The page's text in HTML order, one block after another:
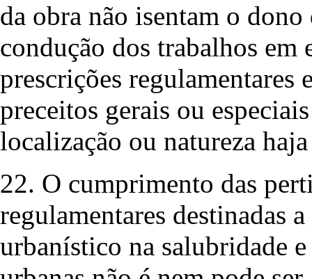
da obra não isentam o
condução dos trabalhos em
prescrições regulamentares
preceitos gerais ou
localização ou natureza
22. O cumprimento das
regulamentares destinadas
urbanístico na salubridade